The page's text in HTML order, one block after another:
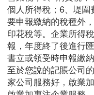
個人所得稅；6、堤
要申報繳納的稅種外
印花稅等。企業所得
報，年度終了後進行
書立或領受時申報繳納
至於您說的記賬公司
家公司服務好，啟業